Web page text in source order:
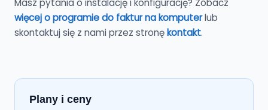
więcej o programie do faktur na komputerlub
skontaktuj się z nami przez stronękontakt.
Plany i ceny